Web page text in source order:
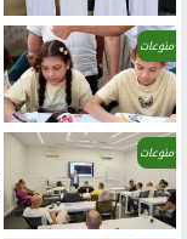
منوعات
منوعات